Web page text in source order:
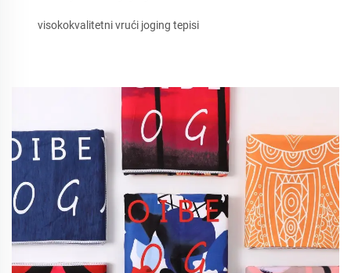
visokokvalitetni vrući joging tepisi